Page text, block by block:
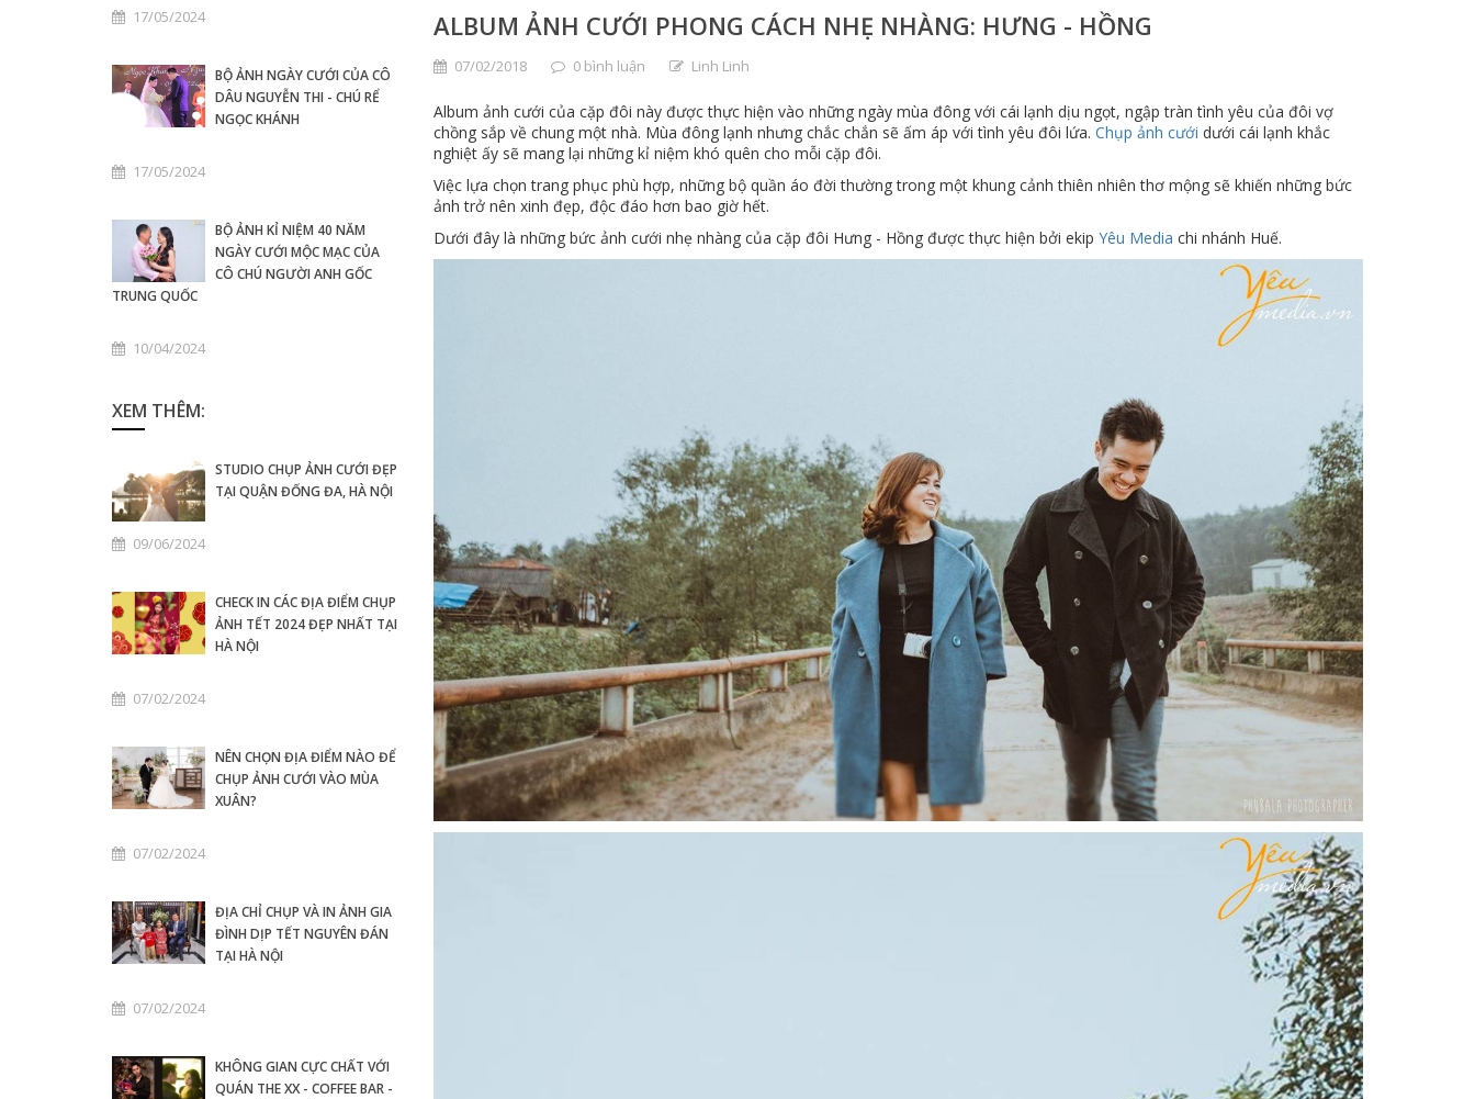
17/05/2024
BỘ ẢNH NGÀY CƯỚI CỦA CÔ
DÂU NGUYỄN THI - CHÚ RỂ
NGỌC KHÁNH
17/05/2024
BỘ ẢNH KỈ NIỆM 40 NĂM
NGÀY CƯỚI MỘC MẠC CỦA
CÔ CHÚ NGƯỜI ANH GỐC
TRUNG QUỐC
10/04/2024
XEM THÊM:
STUDIO CHỤP ẢNH CƯỚI ĐẸP
TẠI QUẬN ĐỐNG ĐA, HÀ NỘI
09/06/2024
CHECK IN CÁC ĐỊA ĐIỂM CHỤP
ẢNH TẾT 2024 ĐẸP NHẤT TẠI
HÀ NỘI
07/02/2024
NÊN CHỌN ĐỊA ĐIỂM NÀO ĐỂ
CHỤP ẢNH CƯỚI VÀO MÙA
XUÂN?
07/02/2024
ĐỊA CHỈ CHỤP VÀ IN ẢNH GIA
ĐÌNH DỊP TẾT NGUYÊN ĐÁN
TẠI HÀ NỘI
07/02/2024
KHÔNG GIAN CỰC CHẤT VỚI
QUÁN THE XX - COFFEE BAR -
ALBUM ẢNH CƯỚI PHONG CÁCH NHẸ NHÀNG: HƯNG - HỒNG
07/02/2018 0 bình luận Linh Linh
Album ảnh cưới của cặp đôi này được thực hiện vào những ngày mùa đông với cái lạnh dịu ngọt, ngập tràn tình yêu của đôi vợ
chồng sắp về chung một nhà. Mùa đông lạnh nhưng chắc chắn sẽ ấm áp với tình yêu đôi lứa. Chụp ảnh cưới dưới cái lạnh khắc
nghiệt ấy sẽ mang lại những kỉ niệm khó quên cho mỗi cặp đôi.
Việc lựa chọn trang phục phù hợp, những bộ quần áo đời thường trong một khung cảnh thiên nhiên thơ mộng sẽ khiến những bức
ảnh trở nên xinh đẹp, độc đáo hơn bao giờ hết.
Dưới đây là những bức ảnh cưới nhẹ nhàng của cặp đôi Hưng - Hồng được thực hiện bởi ekip Yêu Media chi nhánh Huế.